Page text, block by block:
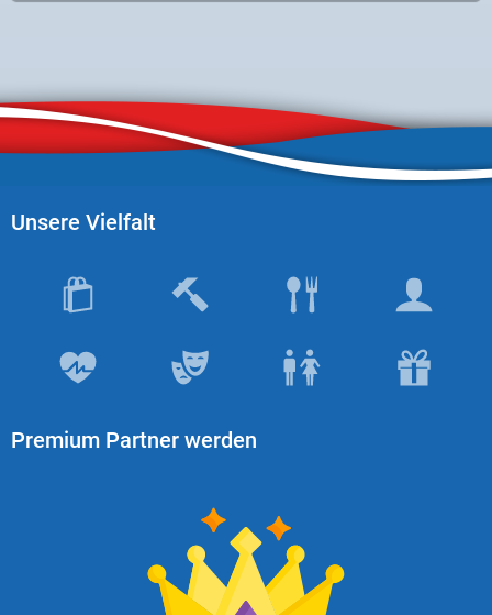
Unsere Vielfalt
Premium Partner werden